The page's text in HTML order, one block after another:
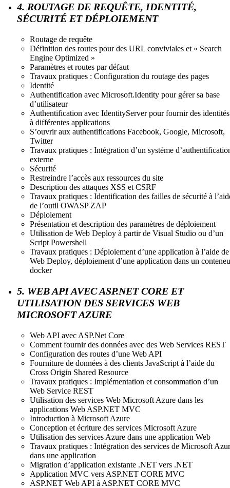
4. ROUTAGE DE REQUÊTE, IDENTITÉ,
SÉCURITÉ ET DÉPLOIEMENT
Routage de requête
Définition des routes pour des URL conviviales et « Search
Engine Optimized »
Paramètres et routes par défaut
Travaux pratiques : Configuration du routage des pages
Identité
Authentification avec Microsoft.Identity pour gérer sa base
d’utilisateur
Authentification avec IdentityServer pour fournir des identités
à différentes applications
S’ouvrir aux authentifications Facebook, Google, Microsoft,
Twitter
Travaux pratiques : Intégration d’un système
externe
Sécurité
Restreindre l’accès aux ressources du site
Description des attaques XSS et CSRF
Travaux pratiques : Identification des failles de sécurité à
de l’outil OWASP ZAP
Déploiement
Présentation et description des paramètres de déploiement
Utilisation de Web Deploy à partir de Visual Studio ou d’un
Script Powershell
Travaux pratiques : Déploiement d’une application à l’aide de
Web Deploy, déploiement d’une application dans un
docker
5. WEB API AVEC ASP.NET CORE ET
UTILISATION DES SERVICES WEB
MICROSOFT AZURE
Web API avec ASP.Net Core
Comment fournir des données avec des Web Services REST
Configuration des routes d’une Web API
Fourniture de données à des clients JavaScript à l’aide du
Cross Origin Shared Resource
Travaux pratiques : Implémentation et consommation d’un
Web Service REST
Utilisation des services Web Microsoft Azure dans les
applications Web ASP.NET MVC
Introduction à Microsoft Azure
Conception et écriture des services Microsoft Azure
Utilisation des services Azure dans une application Web
Travaux pratiques : Intégration des services de Microsoft
dans une application
Migration d’application existante .NET vers .NET
Application MVC vers ASP.NET CORE MVC
ASP.NET Web API à ASP.NET CORE MVC